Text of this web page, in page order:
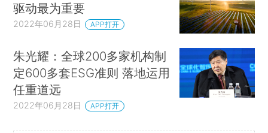
驱动最为重要
2022年06月28日 APP打开
朱光耀：全球200多家机构制
定600多套ESG准则 落地运用
任重道远
2022年06月28日 APP打开